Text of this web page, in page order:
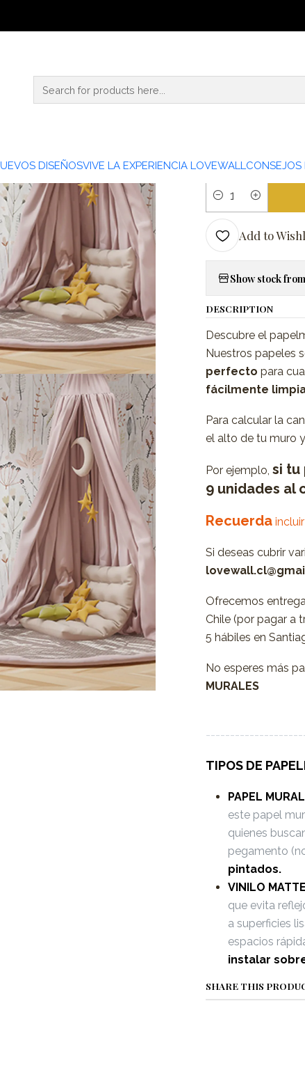
DISEÑOSVIVE LA EXPERIENCIA LOVEWALL CONSEJOS
KID22-
Quantity
Add to
Show stock
DESCRIPTION
Descubre el
Nuestros papeles
perfecto para
fácilmente
Para calcular la
el alto de tu muro
Por ejemplo, si tu
9 unidades al
Recuerda
Si deseas cubrir
Ofrecemos
Chile (por pagar a
5 hábiles en
No esperes más
MURALES
TIPOS DE
PAPEL
este papel
quienes
pegamento
pintados.
VINILO
que evita
a superficies
espacios
instalar
SHARE THIS